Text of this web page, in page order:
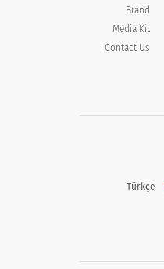
Brand
Media Kit
Contact Us
Türkçe